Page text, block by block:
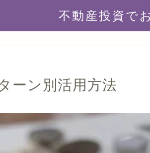
不動産投資で
ーン別活用方法